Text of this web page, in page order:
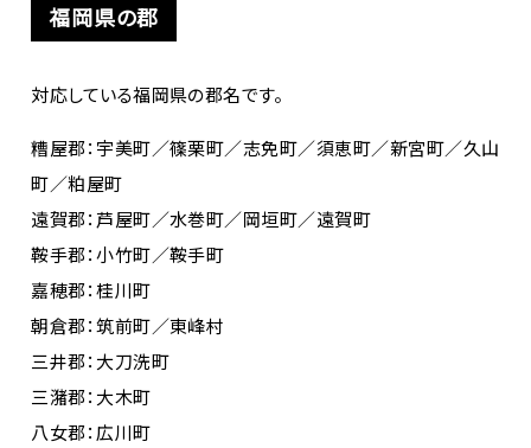
福岡県の郡
対応している福岡県の郡名です。
糟屋郡：宇美町／篠栗町／志免町／須恵町／新宮町／久山
町／粕屋町
遠賀郡：芦屋町／水巻町／岡垣町／遠賀町
鞍手郡：小竹町／鞍手町
嘉穂郡：桂川町
朝倉郡：筑前町／東峰村
三井郡：大刀洗町
三潴郡：大木町
八女郡：広川町